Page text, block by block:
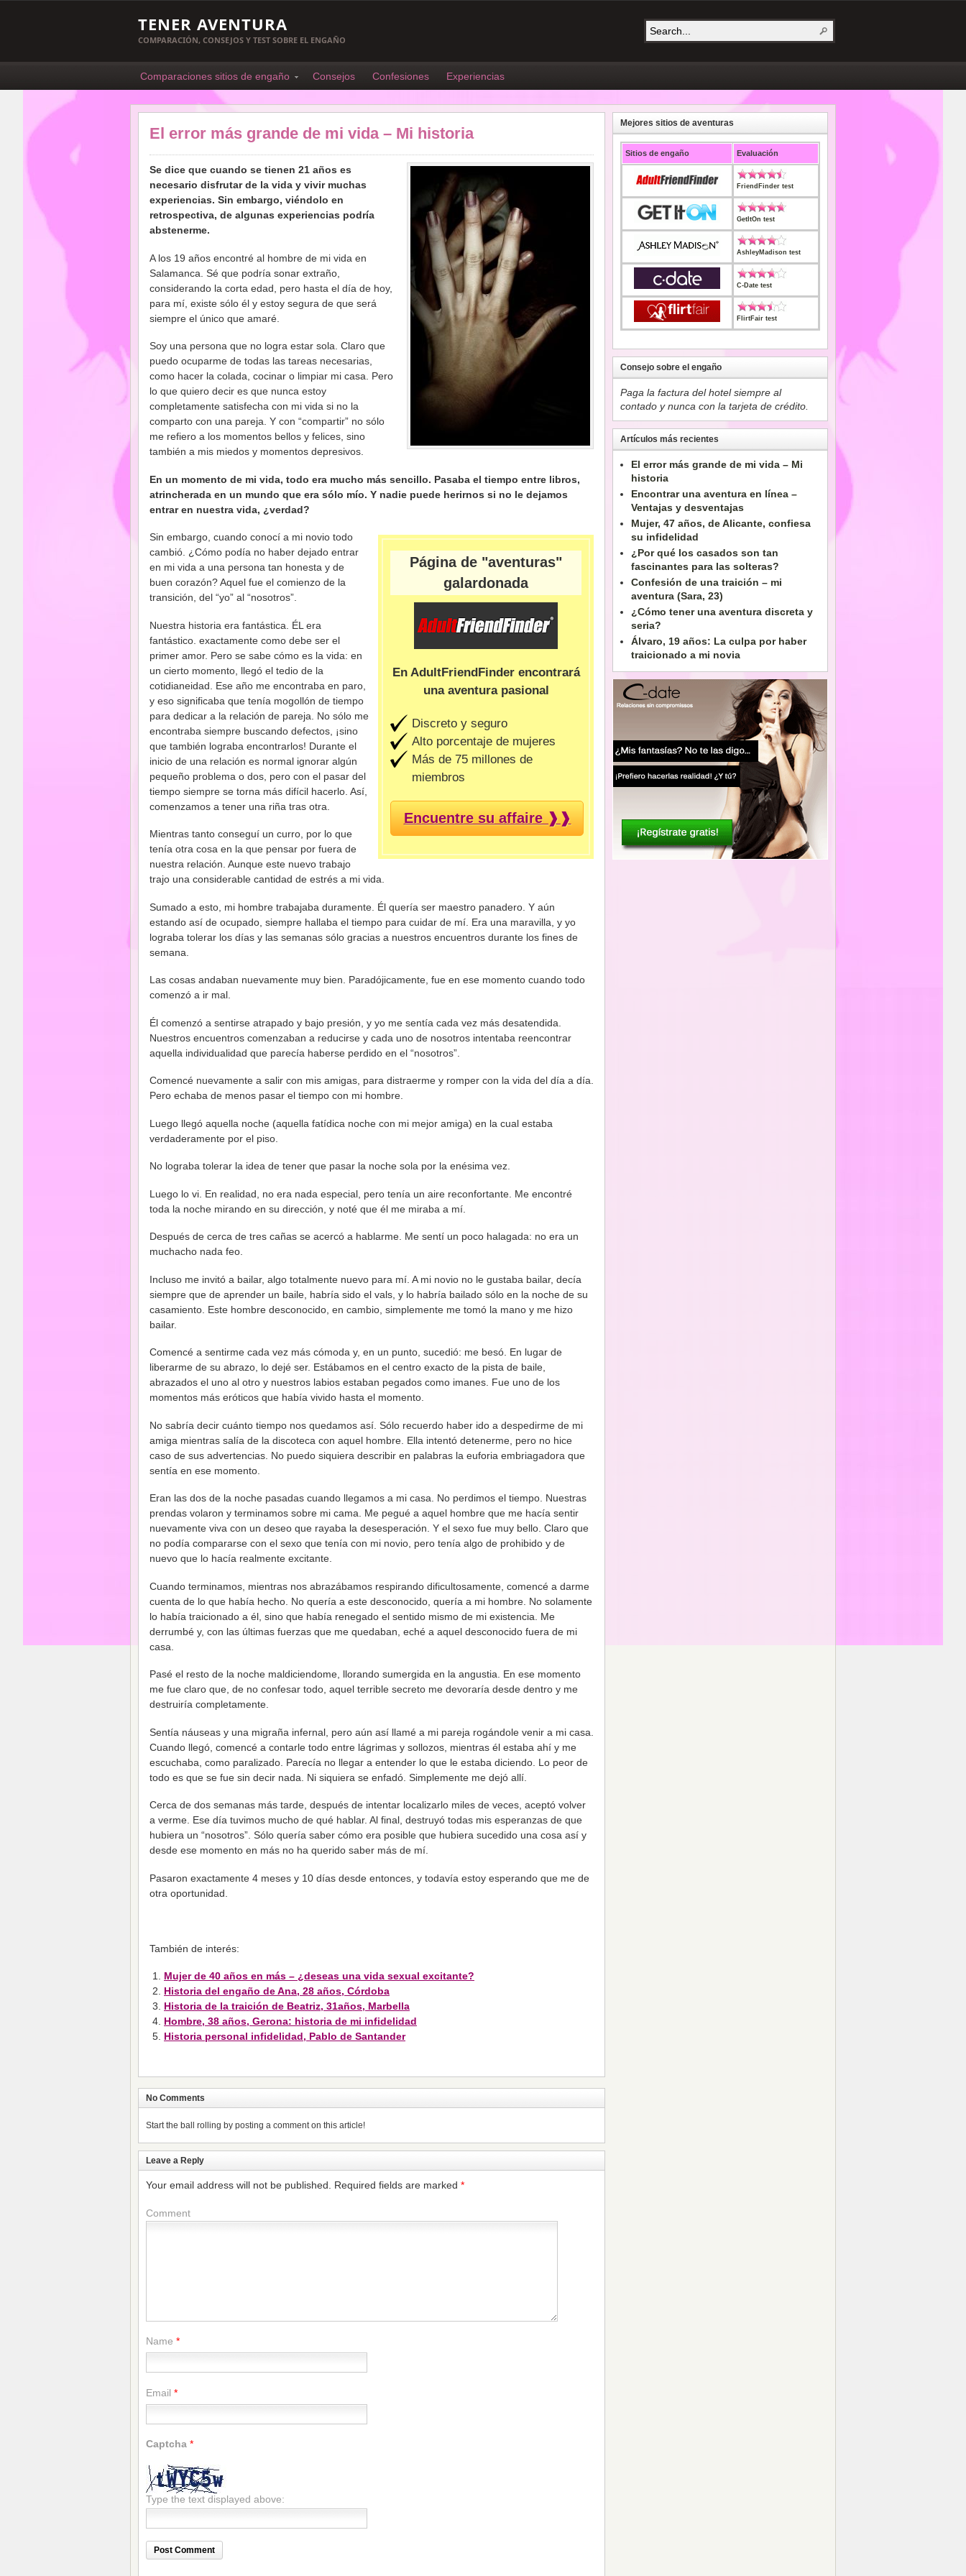
TENER AVENTURA
COMPARACIÓN, CONSEJOS Y TEST SOBRE EL ENGAÑO
Comparaciones sitios de engaño Consejos Confesiones Experiencias
El error más grande de mi vida – Mi historia
Se dice que cuando se tienen 21 años es
necesario disfrutar de la vida y vivir muchas
experiencias. Sin embargo, viéndolo en
retrospectiva, de algunas experiencias podría
abstenerme.
A los 19 años encontré al hombre de mi vida en
Salamanca. Sé que podría sonar extraño,
considerando la corta edad, pero hasta el día de hoy,
para mí, existe sólo él y estoy segura de que será
siempre el único que amaré.
Soy una persona que no logra estar sola. Claro que
puedo ocuparme de todas las tareas necesarias,
como hacer la colada, cocinar o limpiar mi casa. Pero
lo que quiero decir es que nunca estoy
completamente satisfecha con mi vida si no la
comparto con una pareja. Y con “compartir” no sólo
me refiero a los momentos bellos y felices, sino
también a mis miedos y momentos depresivos.
En un momento de mi vida, todo era mucho más sencillo. Pasaba el tiempo entre libros,
atrincherada en un mundo que era sólo mío. Y nadie puede herirnos si no le dejamos
entrar en nuestra vida, ¿verdad?
Página de "aventuras"
galardonada
En AdultFriendFinder encontrará
una aventura pasional
Discreto y seguro
Alto porcentaje de mujeres
Más de 75 millones de
miembros
Encuentre su affaire ❱❱
Sin embargo, cuando conocí a mi novio todo
cambió. ¿Cómo podía no haber dejado entrar
en mi vida a una persona tan honesta y de
buen corazón? Aquel fue el comienzo de la
transición, del “yo” al “nosotros”.
Nuestra historia era fantástica. ÉL era
fantástico. exactamente como debe ser el
primer amor. Pero se sabe cómo es la vida: en
un cierto momento, llegó el tedio de la
cotidianeidad. Ese año me encontraba en paro,
y eso significaba que tenía mogollón de tiempo
para dedicar a la relación de pareja. No sólo me
encontraba siempre buscando defectos, ¡sino
que también lograba encontrarlos! Durante el
inicio de una relación es normal ignorar algún
pequeño problema o dos, pero con el pasar del
tiempo siempre se torna más difícil hacerlo. Así,
comenzamos a tener una riña tras otra.
Mientras tanto conseguí un curro, por lo que
tenía otra cosa en la que pensar por fuera de
nuestra relación. Aunque este nuevo trabajo
trajo una considerable cantidad de estrés a mi vida.
Sumado a esto, mi hombre trabajaba duramente. Él quería ser maestro panadero. Y aún
estando así de ocupado, siempre hallaba el tiempo para cuidar de mí. Era una maravilla, y yo
lograba tolerar los días y las semanas sólo gracias a nuestros encuentros durante los fines de
semana.
Las cosas andaban nuevamente muy bien. Paradójicamente, fue en ese momento cuando todo
comenzó a ir mal.
Él comenzó a sentirse atrapado y bajo presión, y yo me sentía cada vez más desatendida.
Nuestros encuentros comenzaban a reducirse y cada uno de nosotros intentaba reencontrar
aquella individualidad que parecía haberse perdido en el “nosotros”.
Comencé nuevamente a salir con mis amigas, para distraerme y romper con la vida del día a día.
Pero echaba de menos pasar el tiempo con mi hombre.
Luego llegó aquella noche (aquella fatídica noche con mi mejor amiga) en la cual estaba
verdaderamente por el piso.
No lograba tolerar la idea de tener que pasar la noche sola por la enésima vez.
Luego lo vi. En realidad, no era nada especial, pero tenía un aire reconfortante. Me encontré
toda la noche mirando en su dirección, y noté que él me miraba a mí.
Después de cerca de tres cañas se acercó a hablarme. Me sentí un poco halagada: no era un
muchacho nada feo.
Incluso me invitó a bailar, algo totalmente nuevo para mí. A mi novio no le gustaba bailar, decía
siempre que de aprender un baile, habría sido el vals, y lo habría bailado sólo en la noche de su
casamiento. Este hombre desconocido, en cambio, simplemente me tomó la mano y me hizo
bailar.
Comencé a sentirme cada vez más cómoda y, en un punto, sucedió: me besó. En lugar de
liberarme de su abrazo, lo dejé ser. Estábamos en el centro exacto de la pista de baile,
abrazados el uno al otro y nuestros labios estaban pegados como imanes. Fue uno de los
momentos más eróticos que había vivido hasta el momento.
No sabría decir cuánto tiempo nos quedamos así. Sólo recuerdo haber ido a despedirme de mi
amiga mientras salía de la discoteca con aquel hombre. Ella intentó detenerme, pero no hice
caso de sus advertencias. No puedo siquiera describir en palabras la euforia embriagadora que
sentía en ese momento.
Eran las dos de la noche pasadas cuando llegamos a mi casa. No perdimos el tiempo. Nuestras
prendas volaron y terminamos sobre mi cama. Me pegué a aquel hombre que me hacía sentir
nuevamente viva con un deseo que rayaba la desesperación. Y el sexo fue muy bello. Claro que
no podía compararse con el sexo que tenía con mi novio, pero tenía algo de prohibido y de
nuevo que lo hacía realmente excitante.
Cuando terminamos, mientras nos abrazábamos respirando dificultosamente, comencé a darme
cuenta de lo que había hecho. No quería a este desconocido, quería a mi hombre. No solamente
lo había traicionado a él, sino que había renegado el sentido mismo de mi existencia. Me
derrumbé y, con las últimas fuerzas que me quedaban, eché a aquel desconocido fuera de mi
casa.
Pasé el resto de la noche maldiciendome, llorando sumergida en la angustia. En ese momento
me fue claro que, de no confesar todo, aquel terrible secreto me devoraría desde dentro y me
destruiría completamente.
Sentía náuseas y una migraña infernal, pero aún así llamé a mi pareja rogándole venir a mi casa.
Cuando llegó, comencé a contarle todo entre lágrimas y sollozos, mientras él estaba ahí y me
escuchaba, como paralizado. Parecía no llegar a entender lo que le estaba diciendo. Lo peor de
todo es que se fue sin decir nada. Ni siquiera se enfadó. Simplemente me dejó allí.
Cerca de dos semanas más tarde, después de intentar localizarlo miles de veces, aceptó volver
a verme. Ese día tuvimos mucho de qué hablar. Al final, destruyó todas mis esperanzas de que
hubiera un “nosotros”. Sólo quería saber cómo era posible que hubiera sucedido una cosa así y
desde ese momento en más no ha querido saber más de mí.
Pasaron exactamente 4 meses y 10 días desde entonces, y todavía estoy esperando que me de
otra oportunidad.
También de interés:
Mujer de 40 años en más – ¿deseas una vida sexual excitante?
Historia del engaño de Ana, 28 años, Córdoba
Historia de la traición de Beatriz, 31años, Marbella
Hombre, 38 años, Gerona: historia de mi infidelidad
Historia personal infidelidad, Pablo de Santander
No Comments
Start the ball rolling by posting a comment on this article!
Leave a Reply
Your email address will not be published. Required fields are marked *
Comment
Name *
Email *
Captcha *
Type the text displayed above:
Mejores sitios de aventuras
Sitios de engaño Evaluación
FriendFinder test
GetItOn test
AshleyMadison test
C-Date test
FlirtFair test
Consejo sobre el engaño
Paga la factura del hotel siempre al
contado y nunca con la tarjeta de crédito.
Artículos más recientes
El error más grande de mi vida – Mi
historia
Encontrar una aventura en línea –
Ventajas y desventajas
Mujer, 47 años, de Alicante, confiesa
su infidelidad
¿Por qué los casados son tan
fascinantes para las solteras?
Confesión de una traición – mi
aventura (Sara, 23)
¿Cómo tener una aventura discreta y
seria?
Álvaro, 19 años: La culpa por haber
traicionado a mi novia